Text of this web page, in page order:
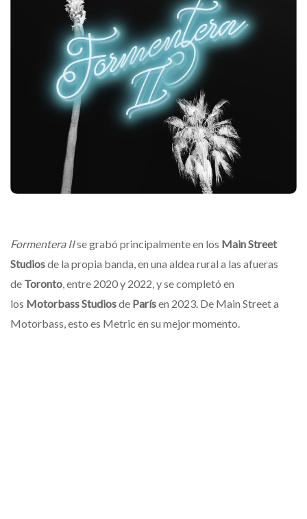
Formentera IIse grabó principalmente en los Main Street
Studiosde la propia banda, en una aldea rural a las afueras
de Toronto, entre 2020 y 2022, y se completó en
los Motorbass Studiosde Parísen 2023. De Main Street a
Motorbass, esto es Metric en su mejor momento.